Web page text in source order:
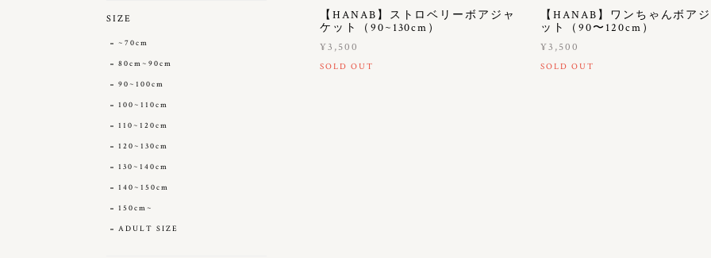
【HANAB】ストロベリーボアジャ
ケット（90~130cm）
¥3,500
SOLD OUT
【HANAB】ワンちゃんボア
ット（90〜120cm）
¥3,500
SOLD OUT
SIZE
~70cm
80cm~90cm
90~100cm
100~110cm
110~120cm
120~130cm
130~140cm
140~150cm
150cm~
ADULT SIZE